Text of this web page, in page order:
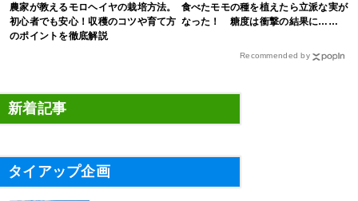
農家が教えるモロヘイヤの栽培方法。
初心者でも安心！収穫のコツや育て方
のポイントを徹底解説
食べたモモの種を植えたら立派な実が
なった！ 糖度は衝撃の結果に……
Recommended by
新着記事
タイアップ企画